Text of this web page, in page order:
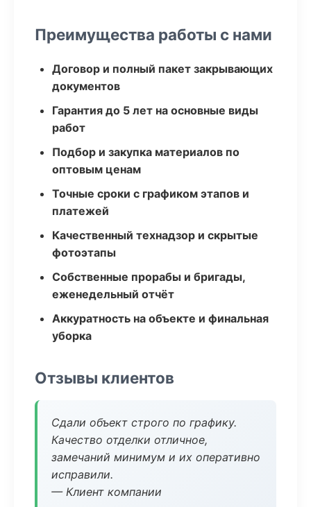
Преимущества работы с нами
Договор и полный пакет закрывающих
документов
Гарантия до 5 лет на основные виды
работ
Подбор и закупка материалов по
оптовым ценам
Точные сроки с графиком этапов и
платежей
Качественный технадзор и скрытые
фотоэтапы
Собственные прорабы и бригады,
еженедельный отчёт
Аккуратность на объекте и финальная
уборка
Отзывы клиентов
Сдали объект строго по графику.
Качество отделки отличное,
замечаний минимум и их оперативно
исправили.
— Клиент компании